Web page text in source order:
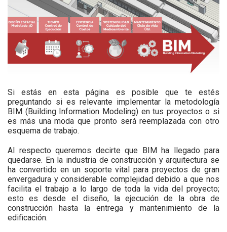
Si estás en esta página es posible que te estés
preguntando si es relevante implementar la metodología
BIM (Building Information Modeling) en tus proyectos o si
es más una moda que pronto será reemplazada con otro
esquema de trabajo.
Al respecto queremos decirte que BIM ha llegado para
quedarse. En la industria de construcción y arquitectura se
ha convertido en un soporte vital para proyectos de gran
envergadura y considerable complejidad debido a que nos
facilita el trabajo a lo largo de toda la vida del proyecto;
esto es desde el diseño, la ejecución de la obra de
construcción hasta la entrega y mantenimiento de la
edificación.